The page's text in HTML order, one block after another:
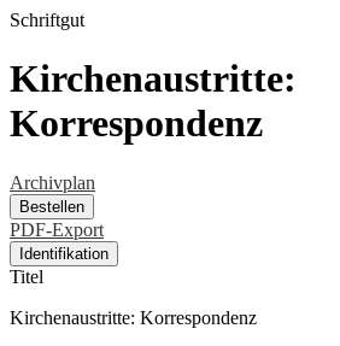
Schriftgut
Kirchenaustritte:
Korrespondenz
Archivplan
Bestellen
PDF-Export
Identifikation
Titel
Kirchenaustritte: Korrespondenz